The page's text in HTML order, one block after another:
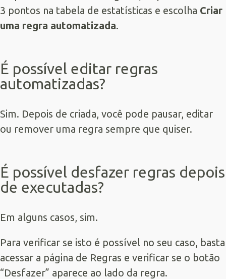
3 pontos na tabela de estatísticas e escolha Criar
uma regra automatizada.
É possível editar regras
automatizadas?
Sim. Depois de criada, você pode pausar, editar
ou remover uma regra sempre que quiser.
É possível desfazer regras depois
de executadas?
Em alguns casos, sim.
Para verificar se isto é possível no seu caso, basta
acessar a página de Regras e verificar se o botão
“Desfazer” aparece ao lado da regra.